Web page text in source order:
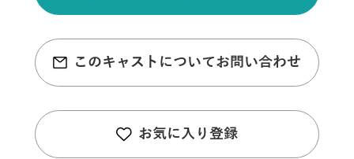
このキャストについてお問い合わせ
お気に入り登録